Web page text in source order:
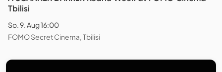
Tbilisi
So. 9. Aug 16:00
FOMO Secret Cinema, Tbilisi